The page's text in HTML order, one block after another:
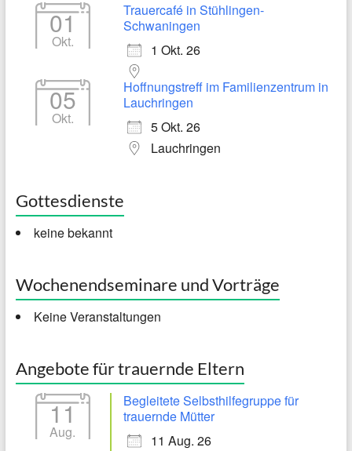
01
Okt.
Trauercafé in Stühlingen-
Schwaningen
1 Okt. 26
05
Okt.
Hoffnungstreff im Familienzentrum in
Lauchringen
5 Okt. 26
Lauchringen
Gottesdienste
keine bekannt
Wochenendseminare und Vorträge
Keine Veranstaltungen
Angebote für trauernde Eltern
11
Aug.
Begleitete Selbsthilfegruppe für
trauernde Mütter
11 Aug. 26